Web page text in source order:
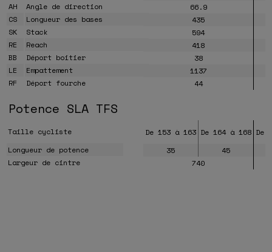
AH
Angle de direction
66.9
CS
Longueur des bases
435
SK
Stack
594
RE
Reach
418
BB
Déport boitier
38
LE
Empattement
1137
RF
Déport fourche 44
Potence SLA TFS
Taille cycliste De 153 à 163 De 164 à 168 De
Longueur de potence
35
45
Largeur de cintre
740